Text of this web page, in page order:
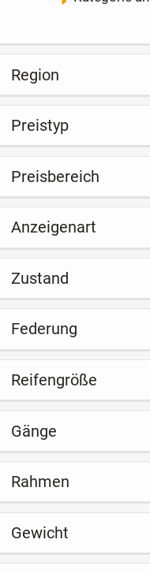
Region
Preistyp
Preisbereich
Anzeigenart
Zustand
Federung
Reifengröße
Gänge
Rahmen
Gewicht